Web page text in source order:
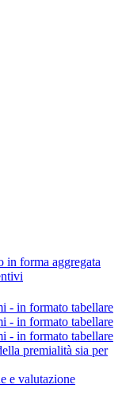
in forma aggregata
- in formato tabellare
- in formato tabellare
- in formato tabellare
premialità sia per
e valutazione